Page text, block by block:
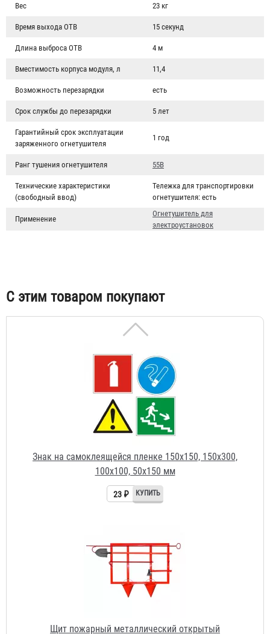
Вес 23 кг
Время выхода ОТВ 15 секунд
Длина выброса ОТВ 4 м
Вместимость корпуса модуля, л 11,4
Возможность перезарядки есть
Срок службы до перезарядки 5 лет
Гарантийный срок эксплуатации
заряженного огнетушителя
1 год
Ранг тушения огнетушителя 55В
Технические характеристики
(свободный ввод)
Тележка для транспортировки
огнетушителя: есть
Применение
Огнетушитель для
электроустановок
С этим товаром покупают
Подставка под огнетушитель "Эконом - max"
Знак на самоклеящейся пленке 150х150, 150х300,
100х100, 50х150 мм
23 ₽
829 ₽